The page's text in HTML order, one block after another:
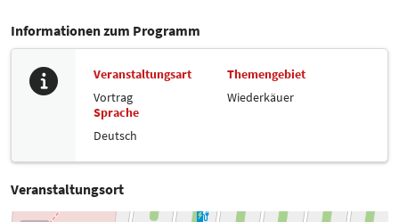
Informationen zum Programm
Veranstaltungsart
Vortrag
Themengebiet
Wiederkäuer
Sprache
Deutsch
Veranstaltungsort